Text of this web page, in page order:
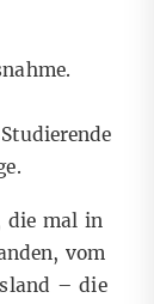
die mal in
vom
– die